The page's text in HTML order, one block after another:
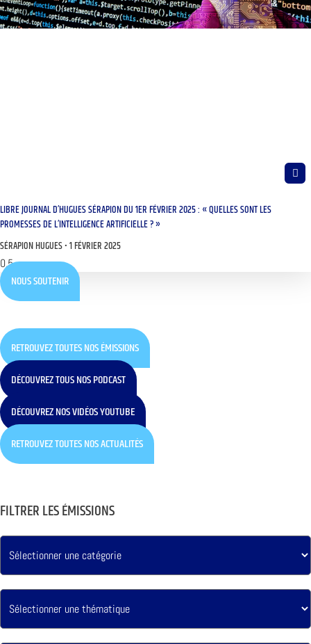
LIBRE JOURNAL D’HUGUES SÉRAPION DU 1ER FÉVRIER 2025 : « QUELLES SONT LES
PROMESSES DE L’INTELLIGENCE ARTIFICIELLE ? »
SÉRAPION HUGUES 1 FÉVRIER 2025
NOUS SOUTENIR
RETROUVEZ TOUTES NOS ÉMISSIONS
DÉCOUVREZ TOUS NOS PODCAST
DÉCOUVREZ NOS VIDÉOS YOUTUBE
RETROUVEZ TOUTES NOS ACTUALITÉS
FILTRER LES ÉMISSIONS